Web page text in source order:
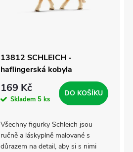
13812 SCHLEICH -
haflingerská kobyla
169 Kč
Skladem 5 ks
DO KOŠÍKU
Všechny figurky Schleich jsou
ručně a láskyplně malované s
důrazem na detail, aby si s nimi